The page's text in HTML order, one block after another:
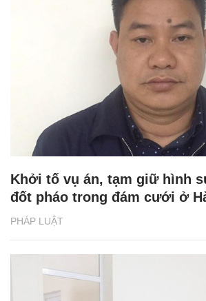
PHÁP LUẬT
Khởi tố vụ án, tạm giữ hình
đốt pháo trong đám cưới ở